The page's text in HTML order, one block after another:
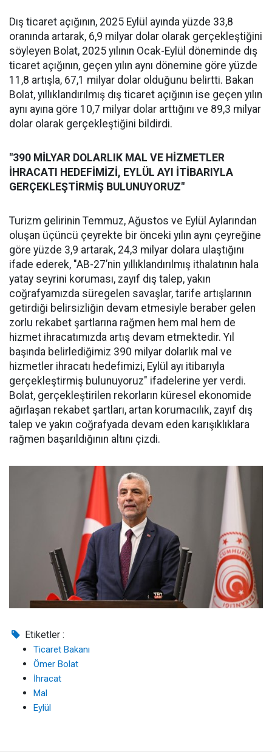
Dış ticaret açığının, 2025 Eylül ayında yüzde 33,8
oranında artarak, 6,9 milyar dolar olarak gerçekleştiğini
söyleyen Bolat, 2025 yılının Ocak-Eylül döneminde dış
ticaret açığının, geçen yılın aynı dönemine göre yüzde
11,8 artışla, 67,1 milyar dolar olduğunu belirtti. Bakan
Bolat, yıllıklandırılmış dış ticaret açığının ise geçen yılın
aynı ayına göre 10,7 milyar dolar arttığını ve 89,3 milyar
dolar olarak gerçekleştiğini bildirdi.
"390 MİLYAR DOLARLIK MAL VE HİZMETLER
İHRACATI HEDEFİMİZİ, EYLÜL AYI İTİBARIYLA
GERÇEKLEŞTİRMİŞ BULUNUYORUZ"
Turizm gelirinin Temmuz, Ağustos ve Eylül Aylarından
oluşan üçüncü çeyrekte bir önceki yılın aynı çeyreğine
göre yüzde 3,9 artarak, 24,3 milyar dolara ulaştığını
ifade ederek, "AB-27’nin yıllıklandırılmış ithalatının hala
yatay seyrini koruması, zayıf dış talep, yakın
coğrafyamızda süregelen savaşlar, tarife artışlarının
getirdiği belirsizliğin devam etmesiyle beraber gelen
zorlu rekabet şartlarına rağmen hem mal hem de
hizmet ihracatımızda artış devam etmektedir. Yıl
başında belirlediğimiz 390 milyar dolarlık mal ve
hizmetler ihracatı hedefimizi, Eylül ayı itibarıyla
gerçekleştirmiş bulunuyoruz" ifadelerine yer verdi.
Bolat, gerçekleştirilen rekorların küresel ekonomide
ağırlaşan rekabet şartları, artan korumacılık, zayıf dış
talep ve yakın coğrafyada devam eden karışıklıklara
rağmen başarıldığının altını çizdi.
Etiketler :
Ticaret Bakanı
Ömer Bolat
İhracat
Mal
Eylül